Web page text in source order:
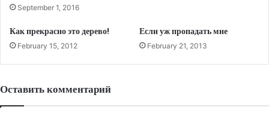
September 1, 2016
Как прекрасно это дерево!
February 15, 2012
Если уж пропадать мне
February 21, 2013
Оставить комментарий